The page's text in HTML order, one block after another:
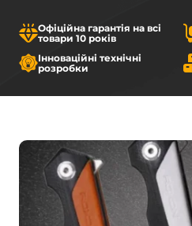
Офіційна гарантія на всі
товари 10 років
Інноваційні технічні
розробки